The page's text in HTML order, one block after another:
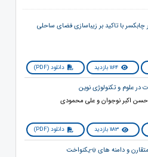
1164 بازدید دانلود (PDF)
حسن اکبر نوجوان و علی محمودی
1183 بازدید دانلود (PDF)